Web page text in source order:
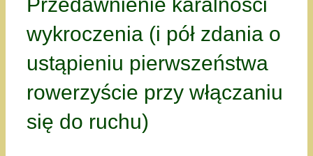
wykroczenia (i pół zdania o
ustąpieniu pierwszeństwa
rowerzyście przy włączaniu
się do ruchu)